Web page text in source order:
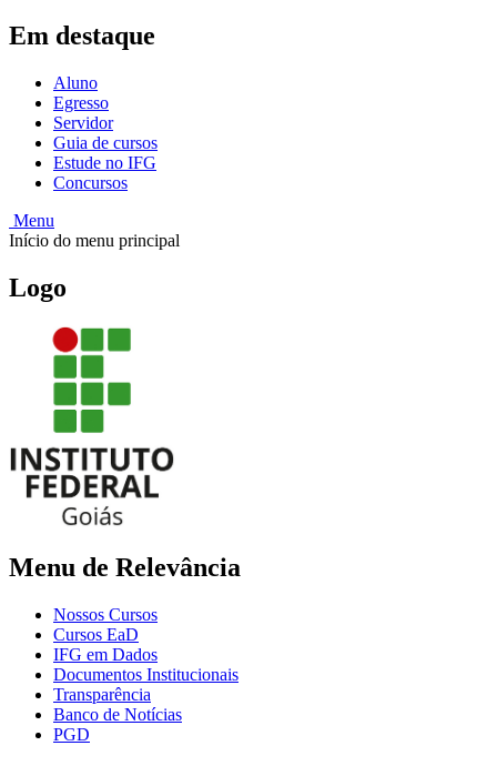
Em destaque
Aluno
Egresso
Servidor
Guia de cursos
Estude no IFG
Concursos
Menu
Início do menu principal
Logo
Menu de Relevância
Nossos Cursos
Cursos EaD
IFG em Dados
Documentos Institucionais
Transparência
Banco de Notícias
PGD